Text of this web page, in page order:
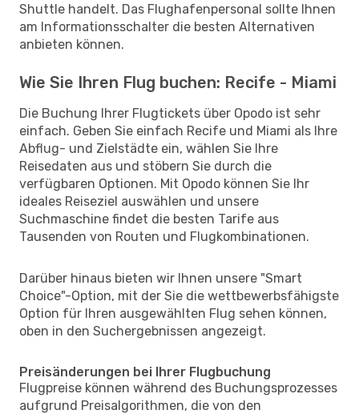
Shuttle handelt. Das Flughafenpersonal sollte Ihnen
am Informationsschalter die besten Alternativen
anbieten können.
Wie Sie Ihren Flug buchen: Recife - Miami
Die Buchung Ihrer Flugtickets über Opodo ist sehr
einfach. Geben Sie einfach Recife und Miami als Ihre
Abflug- und Zielstädte ein, wählen Sie Ihre
Reisedaten aus und stöbern Sie durch die
verfügbaren Optionen. Mit Opodo können Sie Ihr
ideales Reiseziel auswählen und unsere
Suchmaschine findet die besten Tarife aus
Tausenden von Routen und Flugkombinationen.
Darüber hinaus bieten wir Ihnen unsere "Smart
Choice"-Option, mit der Sie die wettbewerbsfähigste
Option für Ihren ausgewählten Flug sehen können,
oben in den Suchergebnissen angezeigt.
Preisänderungen bei Ihrer Flugbuchung
Flugpreise können während des Buchungsprozesses
aufgrund Preisalgorithmen, die von den